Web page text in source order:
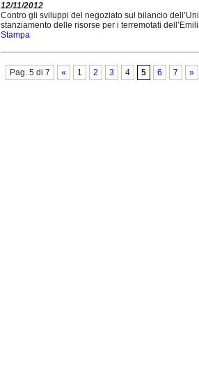
12/11/2012
Contro gli sviluppi del negoziato sul bilancio
stanziamento delle risorse per i terremotati
Stampa
Pag. 5 di 7 « 1 2 3 4 5 6 7 »